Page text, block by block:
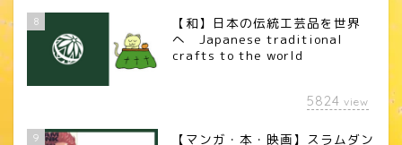
8
【和】日本の伝統工芸品を世界
へ Japanese traditional
crafts to the world
5824 view
9
【マンガ・本・映画】スラムダン